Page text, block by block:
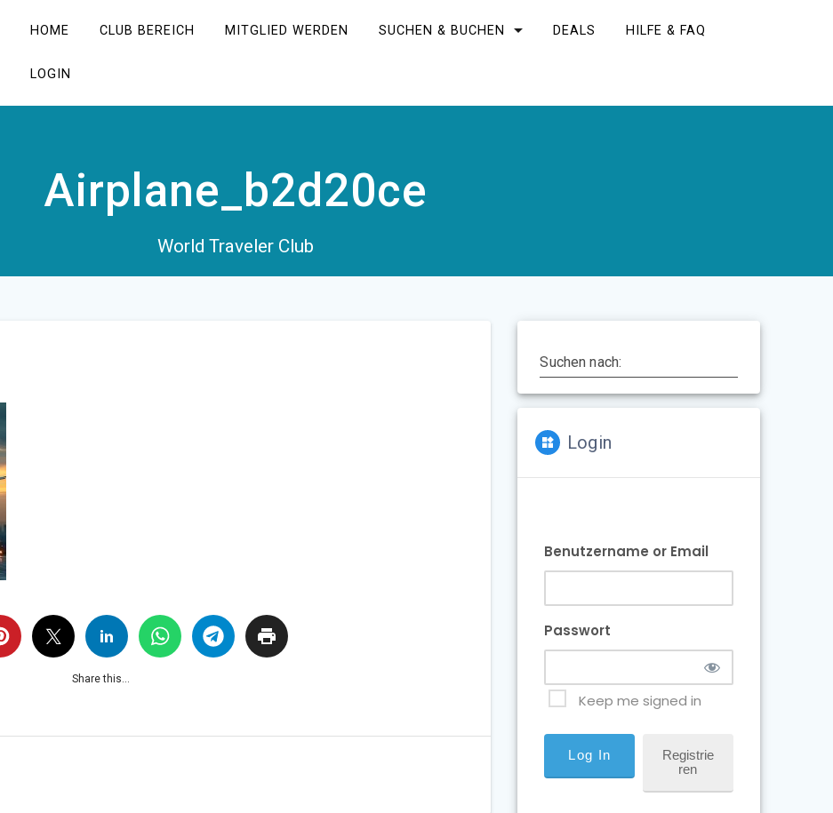
HOME CLUB BEREICH MITGLIED WERDEN SUCHEN & BUCHEN DEALS HILFE & FAQ
LOGIN
Airplane_b2d20ce
World Traveler Club
Share this...
Suchen nach:
Login
Benutzername or Email
Passwort
Keep me signed in
Registrie
Ren